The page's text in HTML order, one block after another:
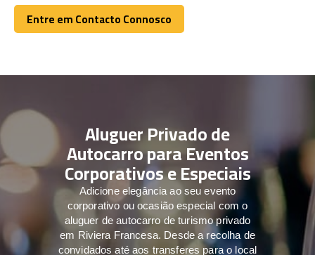
Entre em Contacto Connosco
Entre em Contacto Connosco
Aluguer Privado de
Autocarro para Eventos
Corporativos e Especiais
Adicione elegância ao seu evento
corporativo ou ocasião especial com o
aluguer de autocarro de turismo privado
em Riviera Francesa. Desde a recolha de
convidados até aos transferes para o local